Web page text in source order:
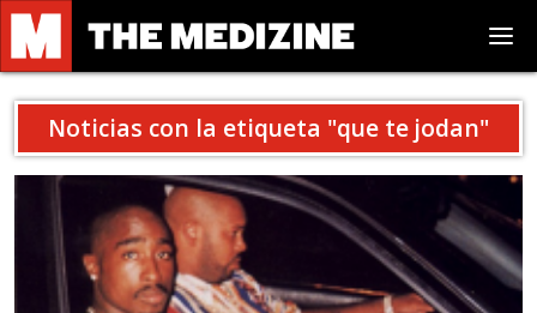
Noticias con la etiqueta "que te jodan"